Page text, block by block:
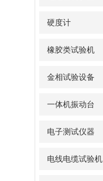
硬度计
橡胶类试验机
金相试验设备
一体机振动台
电子测试仪器
电线电缆试验机